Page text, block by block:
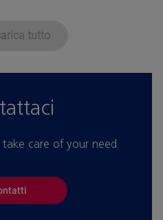
tutto
care of your need